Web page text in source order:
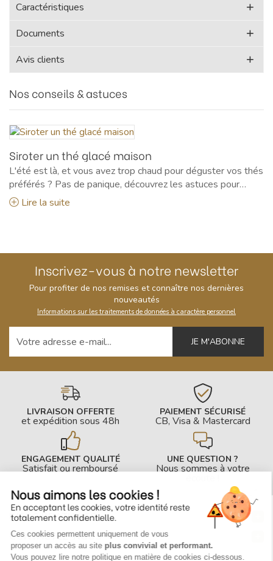
Caractéristiques
Documents
Avis clients
Nos conseils & astuces
Siroter un thé glacé maison
L'été est là, et vous avez trop chaud pour déguster vos thés
préférés ? Pas de panique, découvrez les astuces pour
réaliser un délicieux thé glacé maison !
Lire la suite
Inscrivez-vous à notre newsletter
Pour profiter de nos remises et connaître nos dernières
nouveautés
Informations sur les traitements de données à caractère personnel
LIVRAISON OFFERTE
et expédition sous 48h
PAIEMENT SÉCURISÉ
CB, Visa & Mastercard
ENGAGEMENT QUALITÉ
Satisfait ou remboursé
UNE QUESTION ?
Nous sommes à votre
INFOS PRATIQUES
CONTACTEZ-NOUS
Nous aimons les cookies !
En acceptant les cookies, votre identité reste
totalement confidentielle.
Ces cookies permettent uniquement de vous
proposer un accès au siteplus convivial et performant.
Vous pouvez lire notre politique en matière de cookies ci-dessous.